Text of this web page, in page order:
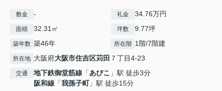
敷金 - 礼金 34.76万円
面積 32.31㎡ 坪数 9.77坪
築年数 築46年 所在階 1階/7階建
所在地 大阪府大阪市住吉区苅田 ７丁目4-23
交通 地下鉄御堂筋線 「あびこ 」駅 徒歩3分
阪和線 「我孫子町」駅 徒歩15分